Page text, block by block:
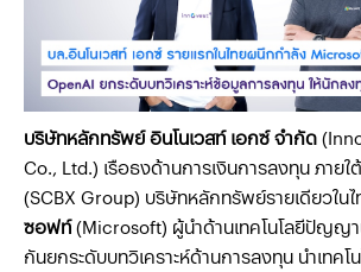
บริษัทหลักทรัพย์ อินโนเวสท์ เอกซ์ จำกัด
Co., Ltd.) เรือธงด้านการเงินการลงทุน ภาย
(SCBX Group) บริษัทหลักทรัพย์รายเดียวใน
ซอฟท์(Microsoft) ผู้นำด้านเทคโนโลยีปัญญ
กันยกระดับบทวิเคราะห์ด้านการลงทุน นำเทคโ